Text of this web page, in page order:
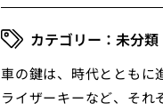
未分類
車の鍵は、時代とともに
ライザーキーなど、それ